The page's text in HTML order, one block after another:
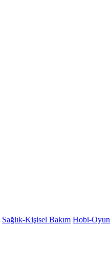
Sağlık-Kişisel Bakım Hobi-Oyun